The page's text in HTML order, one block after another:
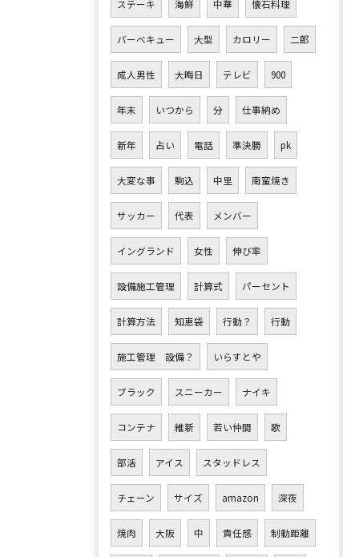
ステーキ 海鮮 中華 懐石料理
バーベキュー 大型 カロリー 二郎
成人男性 大晦日 テレビ 900
年末 いつから 分 仕事納め
新年 占い 電話 準決勝 pk
大変な事 駒込 中里 南蛮焼き
サッカー 代表 メンバー
イングランド 女性 伸び率
設備施工管理 計算式 パーセント
計算方法 知恵袋 行動？ 行動
施工管理 設備？ いらすとや
ブラック スニーカー ナイキ
コンテナ 維新 若い仲間 歌
部活 アイス スタッドレス
チェーン サイズ amazon 深夜
焼肉 大阪 中 責任感 制動距離